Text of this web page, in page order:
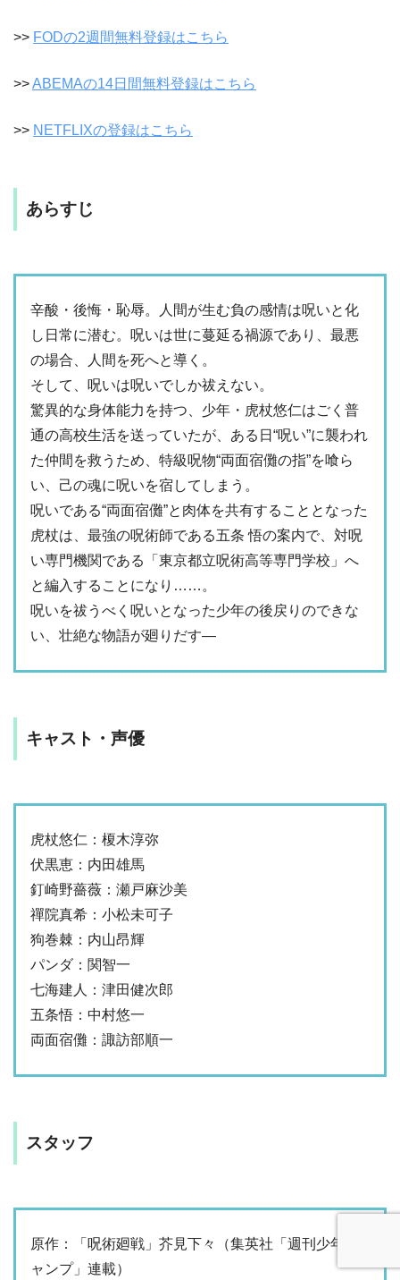
>> FODの2週間無料登録はこちら
>>ABEMAの14日間無料登録はこちら
>> NETFLIXの登録はこちら
あらすじ
辛酸・後悔・恥辱。人間が生む負の感情は呪いと化
し日常に潜む。呪いは世に蔓延る禍源であり、最悪
の場合、人間を死へと導く。
そして、呪いは呪いでしか祓えない。
驚異的な身体能力を持つ、少年・虎杖悠仁はごく普
通の高校生活を送っていたが、ある日“呪い”に襲われ
た仲間を救うため、特級呪物“両面宿儺の指”を喰ら
い、己の魂に呪いを宿してしまう。
呪いである“両面宿儺”と肉体を共有することとなった
虎杖は、最強の呪術師である五条 悟の案内で、対呪
い専門機関である「東京都立呪術高等専門学校」へ
と編入することになり……。
呪いを祓うべく呪いとなった少年の後戻りのできな
い、壮絶な物語が廻りだす―
キャスト・声優
虎杖悠仁：榎木淳弥
伏黒恵：内田雄馬
釘崎野薔薇：瀬戸麻沙美
禪院真希：小松未可子
狗巻棘：内山昂輝
パンダ：関智一
七海建人：津田健次郎
五条悟：中村悠一
両面宿儺：諏訪部順一
スタッフ
原作：「呪術廻戦」芥見下々（集英社「週刊少年ジ
ャンプ」連載）